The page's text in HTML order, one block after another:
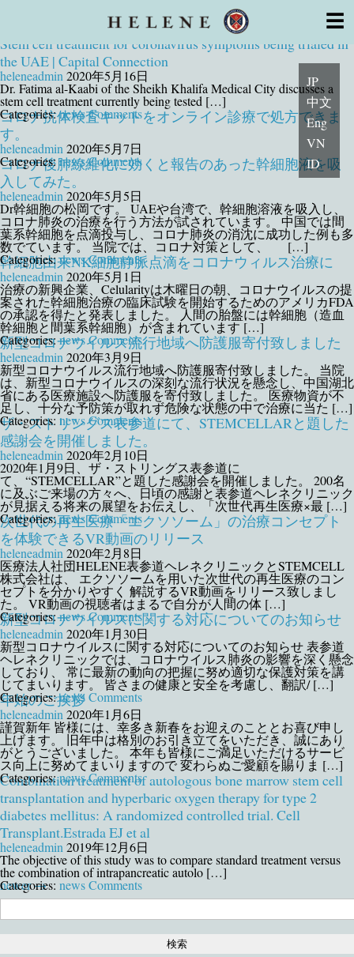
幹細胞の特徴
顧問・医師・専門家
系列医療機関
よくあるご質問初めての方安心サポート
お問い合わせ
☰
JP
中文
Eng
VN
ID
Author Archives: heleneadmin
Stem cell treatment for coronavirus symptoms being trialed in
the UAE | Capital Connection
heleneadmin 2020年5月16日
Dr. Fatima al-Kaabi of the Sheikh Khalifa Medical City discusses a
stem cell treatment currently being tested […]
Categories:newsComments
コロナ抗体検査キットをオンライン診療で処方できま
す。
heleneadmin 2020年5月7日
Categories:newsComments
コロナ後肺線維化に効くと報告のあった幹細胞液を吸
入してみた。
heleneadmin 2020年5月5日
Dr幹細胞の松岡です。 UAEや台湾で、幹細胞溶液を吸入し、
コロナ肺炎の治療を行う方法が試されています。 中国では間
葉系幹細胞を点滴投与し、コロナ肺炎の消沈に成功した例も多
数でています。 当院では、コロナ対策として、 […]
Categories:newsComments
幹細胞由来NK細胞静脈点滴をコロナウィルス治療に
heleneadmin 2020年5月1日
治療の新興企業、Celularityは木曜日の朝、コロナウイルスの提
案された幹細胞治療の臨床試験を開始するためのアメリカFDA
の承認を得たと発表しました。 人間の胎盤には幹細胞（造血
幹細胞と間葉系幹細胞）が含まれています […]
Categories:newsComments
新型コロナウイルス流行地域へ防護服寄付致しました
heleneadmin 2020年3月9日
新型コロナウイルス流行地域へ防護服寄付致しました。 当院
は、新型コロナウイルスの深刻な流行状況を懸念し、中国湖北
省にある医療施設へ防護服を寄付致しました。 医療物資が不
足し、十分な予防策が取れず危険な状態の中で治療に当た […]
Categories: newsComments
ザ・ストリングス表参道にて、STEMCELLARと題した
感謝会を開催しました。
heleneadmin 2020年2月10日
2020年1月9日、ザ・ストリングス表参道に
て、“STEMCELLAR”と題した感謝会を開催しました。 200名
に及ぶご来場の方々へ、日頃の感謝と表参道ヘレネクリニック
が見据える将来の展望をお伝えし、「次世代再生医療×最 […]
Categories:newsComments
次世代の再生医療「エクソソーム」の治療コンセプト
を体験できるVR動画のリリース
heleneadmin 2020年2月8日
医療法人社団HELENE表参道ヘレネクリニックとSTEMCELL
株式会社は、 エクソソームを用いた次世代の再生医療のコン
セプトを分かりやすく 解説するVR動画をリリース致しまし
た。 VR動画の視聴者はまるで自分が人間の体 […]
Categories:newsComments
新型コロナウイルスに関する対応についてのお知らせ
heleneadmin 2020年1月30日
新型コロナウイルスに関する対応についてのお知らせ 表参道
ヘレネクリニックでは、コロナウイルス肺炎の影響を深く懸念
しており、 常に最新の動向の把握に努め適切な保護対策を講
じてまいります。 皆さまの健康と安全を考慮し、翻訳/ […]
Categories:newsComments
年始のご挨拶
heleneadmin 2020年1月6日
謹賀新年 皆様には、幸多き新春をお迎えのこととお喜び申し
上げます。 旧年中は格別のお引き立てをいただき、誠にあり
がとうございました。 本年も皆様にご満足いただけるサービ
ス向上に努めてまいりますので 変わらぬご愛顧を賜りま […]
Categories:newsComments
Combination treatment of autologous bone marrow stem cell
transplantation and hyperbaric oxygen therapy for type 2
diabetes mellitus: A randomized controlled trial. Cell
Transplant.Estrada EJ et al
heleneadmin 2019年12月6日
The objective of this study was to compare standard treatment versus
the combination of intrapancreatic autolo […]
Categories: newsComments
newer→
検